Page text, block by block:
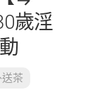
歲淫
茶